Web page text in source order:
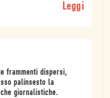
Leggi
frammenti dispersi,
palinsesto la
giornalistiche.